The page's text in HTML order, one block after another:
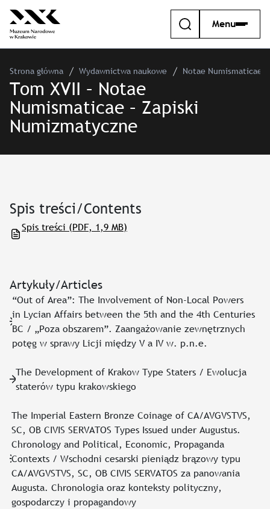
Menu
Strona główna Wydawnictwa naukowe Notae Numismaticae
Tom XVII – Notae
Numismaticae – Zapiski
Numizmatyczne
Spis treści/Contents
Spis treści (PDF, 1,9 MB)
Artykuły/Articles
“Out of Area”: The Involvement of Non-Local Powers
in Lycian Affairs between the 5th and the 4th Centuries
BC / „Poza obszarem”. Zaangażowanie zewnętrznych
potęg w sprawy Licji między V a IV w. p.n.e.
The Development of Krakow Type Staters / Ewolucja
staterów typu krakowskiego
The Imperial Eastern Bronze Coinage of CA/AVGVSTVS,
SC, OB CIVIS SERVATOS Types Issued under Augustus.
Chronology and Political, Economic, Propaganda
Contexts / Wschodni cesarski pieniądz brązowy typu
CA/AVGVSTVS, SC, OB CIVIS SERVATOS za panowania
Augusta. Chronologia oraz konteksty polityczny,
gospodarczy i propagandowy